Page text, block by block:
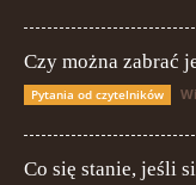
Czy można zabrać
Pytania od czytelników
Co się stanie, jeśli